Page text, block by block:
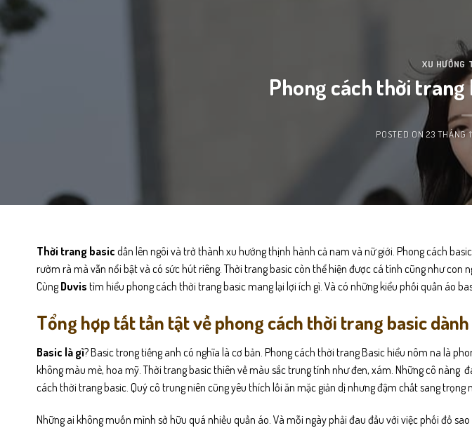
XU HƯỚNG
Phong cách thời trang
POSTED ON 23 THÁNG
Thời trang basic dần lên ngôi và trở thành xu hướng thịnh hành cả nam và nữ giới. Phong cách
rườm rà mà vẫn nổi bật và có sức hút riêng. Thời trang basic còn thể hiện được cá tính cũng như con
CùngDuvis tìm hiểu phong cách thời trang basic mang lại lợi ích gì. Và có những kiểu phối quần áo
Tổng hợp tất tần tật về phong cách thời trang basic
Basic là gì? Basic trong tiếng anh có nghĩa là cơ bản. Phong cách thời trang Basic hiểu nôm na là
không màu mè, hoa mỹ. Thời trang basic thiên về màu sắc trung tính như đen, xám. Những cô nàng
cách thời trang basic. Quý cô trung niên cũng yêu thích lối ăn mặc giản dị nhưng đậm chất sang trọng
Những ai không muốn mình sở hữu quá nhiều quần áo. Và mỗi ngày phải đau đầu với việc phối đồ